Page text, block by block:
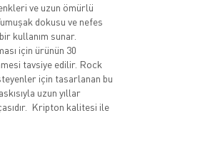
ve uzun ömürlü
dokusu ve nefes
kullanım sunar.
için ürünün 30
tavsiye edilir. Rock
için tasarlanan bu
uzun yıllar
Kripton kalitesi ile